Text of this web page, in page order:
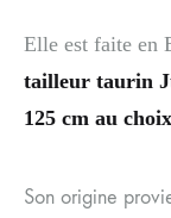
Elle est faite en
tailleur taurin
125 cm au
Son origine